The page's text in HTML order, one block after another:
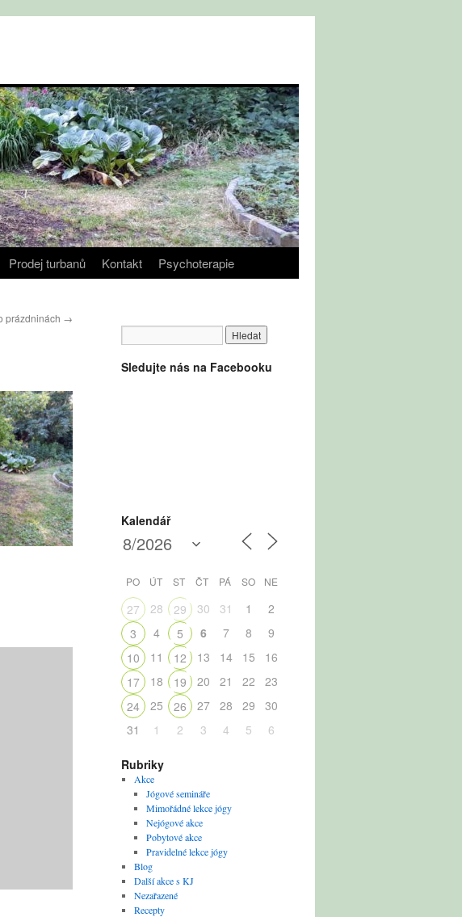
Prodej turbanů Kontakt Psychoterapie
prázdninách →
Sledujte nás na Facebooku
Kalendář
PO ÚT ST ČT PÁ SO NE
27 28 29 30 31 1
2
3
4 5 6 7 8
9
10
11 12 13 14 15
16
17
18 19 20 21 22
23
24
25 26 27 28 29
30
31
1 2 3 4 5 6
Rubriky
Akce
Jógové semináře
Mimořádné lekce jógy
Nejógové akce
Pobytové akce
Pravidelné lekce jógy
Blog
Další akce s KJ
Nezařazené
Recepty